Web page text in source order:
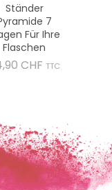
Ständer
7
Für Ihre
Flaschen
CHF Preis
TTC